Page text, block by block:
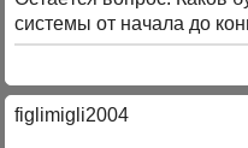
системы от начала до
figlimigli2004